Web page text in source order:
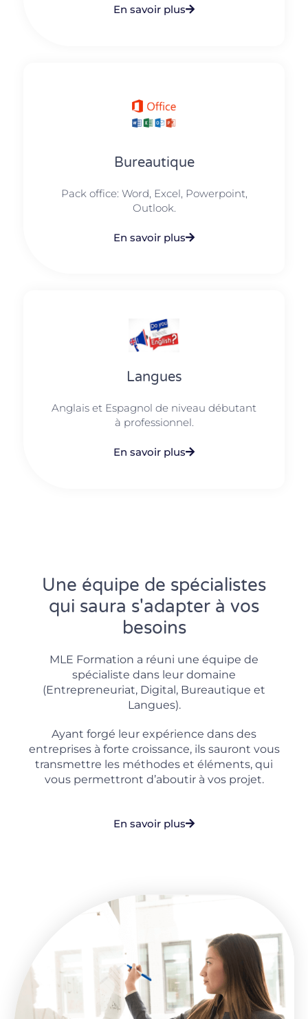
En savoir plus
Bureautique
Pack office: Word, Excel, Powerpoint,
Outlook.​
En savoir plus
Langues
Anglais et Espagnol de niveau débutant
à professionnel.
En savoir plus
Une équipe de spécialistes
qui saura s'adapter à vos
besoins
MLE Formation a réuni une équipe de
spécialiste dans leur domaine
(Entrepreneuriat, Digital, Bureautique et
Langues).
Ayant forgé leur expérience dans des
entreprises à forte croissance, ils sauront vous
transmettre les méthodes et éléments, qui
vous permettront d’aboutir à vos projet.
En savoir plus